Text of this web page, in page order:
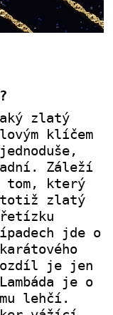
zlatý
klíčem
Záleží
tom, který
totiž zlatý
jde o
je jen
je o
lehčí.